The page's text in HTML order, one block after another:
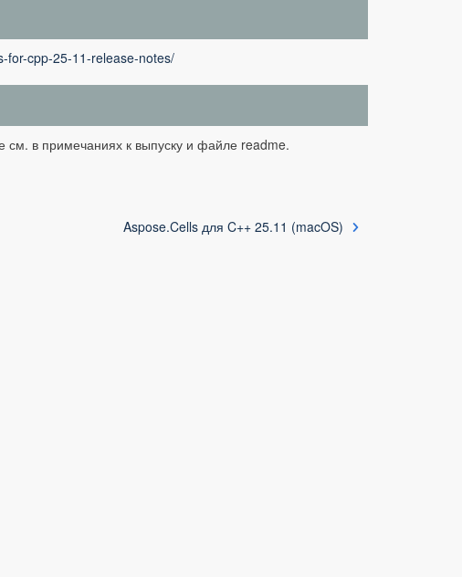
for-cpp-25-11-release-notes/
в примечаниях к выпуску и файле readme.
Aspose.Cells для C++ 25.11 (macOS)